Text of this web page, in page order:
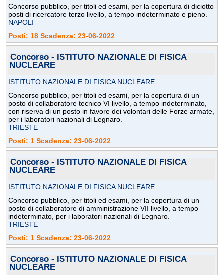
Concorso pubblico, per titoli ed esami, per la copertura di diciotto
posti di ricercatore terzo livello, a tempo indeterminato e pieno.
NAPOLI
Posti: 18 Scadenza: 23-06-2022
Concorso - ISTITUTO NAZIONALE DI FISICA
NUCLEARE
ISTITUTO NAZIONALE DI FISICA NUCLEARE
Concorso pubblico, per titoli ed esami, per la copertura di un
posto di collaboratore tecnico VI livello, a tempo indeterminato,
con riserva di un posto in favore dei volontari delle Forze armate,
per i laboratori nazionali di Legnaro.
TRIESTE
Posti: 1 Scadenza: 23-06-2022
Concorso - ISTITUTO NAZIONALE DI FISICA
NUCLEARE
ISTITUTO NAZIONALE DI FISICA NUCLEARE
Concorso pubblico, per titoli ed esami, per la copertura di un
posto di collaboratore di amministrazione VII livello, a tempo
indeterminato, per i laboratori nazionali di Legnaro.
TRIESTE
Posti: 1 Scadenza: 23-06-2022
Concorso - ISTITUTO NAZIONALE DI FISICA
NUCLEARE